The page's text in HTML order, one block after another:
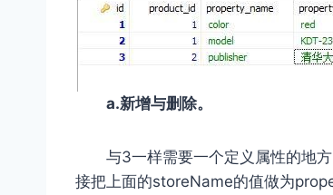
a.新增与删除。
与3一样需要一个定义属性的地
接把上面的storeName的值做为